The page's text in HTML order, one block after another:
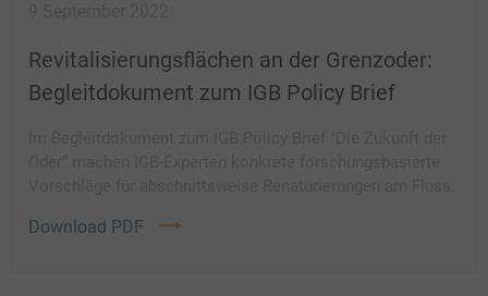
Revitalisierungsflächen an der Grenzoder:
Begleitdokument zum IGB Policy Brief
Download PDF